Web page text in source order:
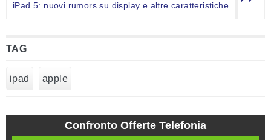
iPad 5: nuovi rumors su display e altre caratteristiche
TAG
ipad apple
Confronto Offerte Telefonia